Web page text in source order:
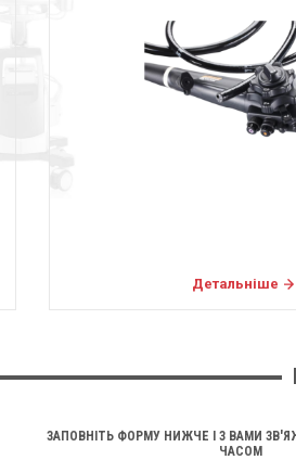
Детальніше
ЗАПОВНІТЬ ФОРМУ НИЖЧЕ І З ВАМИ
ЧАСОМ